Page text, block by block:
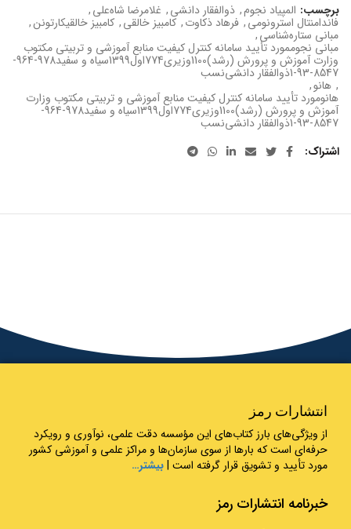
برچسب: المپیاد نجوم, ذوالفقار دانشی, غلامرضا شاه‌علی,
فاندامنتال استرونومی, فرهاد ذکاوت, کامبیز خالقی, کامبیز خالقیکارتونن,
مبانی ستاره‌شناسی,
مبانی نجوممورد تأیید سامانه کنترل کیفیت منابع آموزشی و تربیتی مکتوب
وزارت آموزش و پرورش (رشد)1100وزیری774اول1399سیاه و سفید978-964-
8547-93-1ذوالفقار دانشی‌نسب
, هانو,
هانومورد تأیید سامانه کنترل کیفیت منابع آموزشی و تربیتی مکتوب وزارت
آموزش و پرورش (رشد)1100وزیری774اول1399سیاه و سفید978-964-
8547-93-1ذوالفقار دانشی‌نسب
اشتراک
انتشارات رمز
از ویژگی‌های بارز کتاب‌های این مؤسسه دقت علمی، نوآوری و رویکرد
حرفه‌ای است که بارها از سوی سازمان‌ها و مراکز علمی و آموزشی کشور
مورد تأیید و تشویق قرار گرفته است |بیشتر…
خبرنامه انتشارات رمز